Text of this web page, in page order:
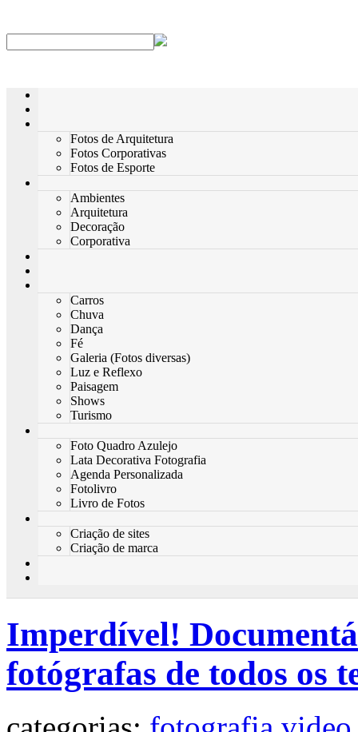
Fotos de Arquitetura
Fotos Corporativas
Fotos de Esporte
Ambientes
Arquitetura
Decoração
Corporativa
Carros
Chuva
Dança
Fé
Galeria (Fotos diversas)
Luz e Reflexo
Paisagem
Shows
Turismo
Foto Quadro Azulejo
Lata Decorativa Fotografia
Agenda Personalizada
Fotolivro
Livro de Fotos
Criação de sites
Criação de marca
Imperdível!
fotógrafas de todos os